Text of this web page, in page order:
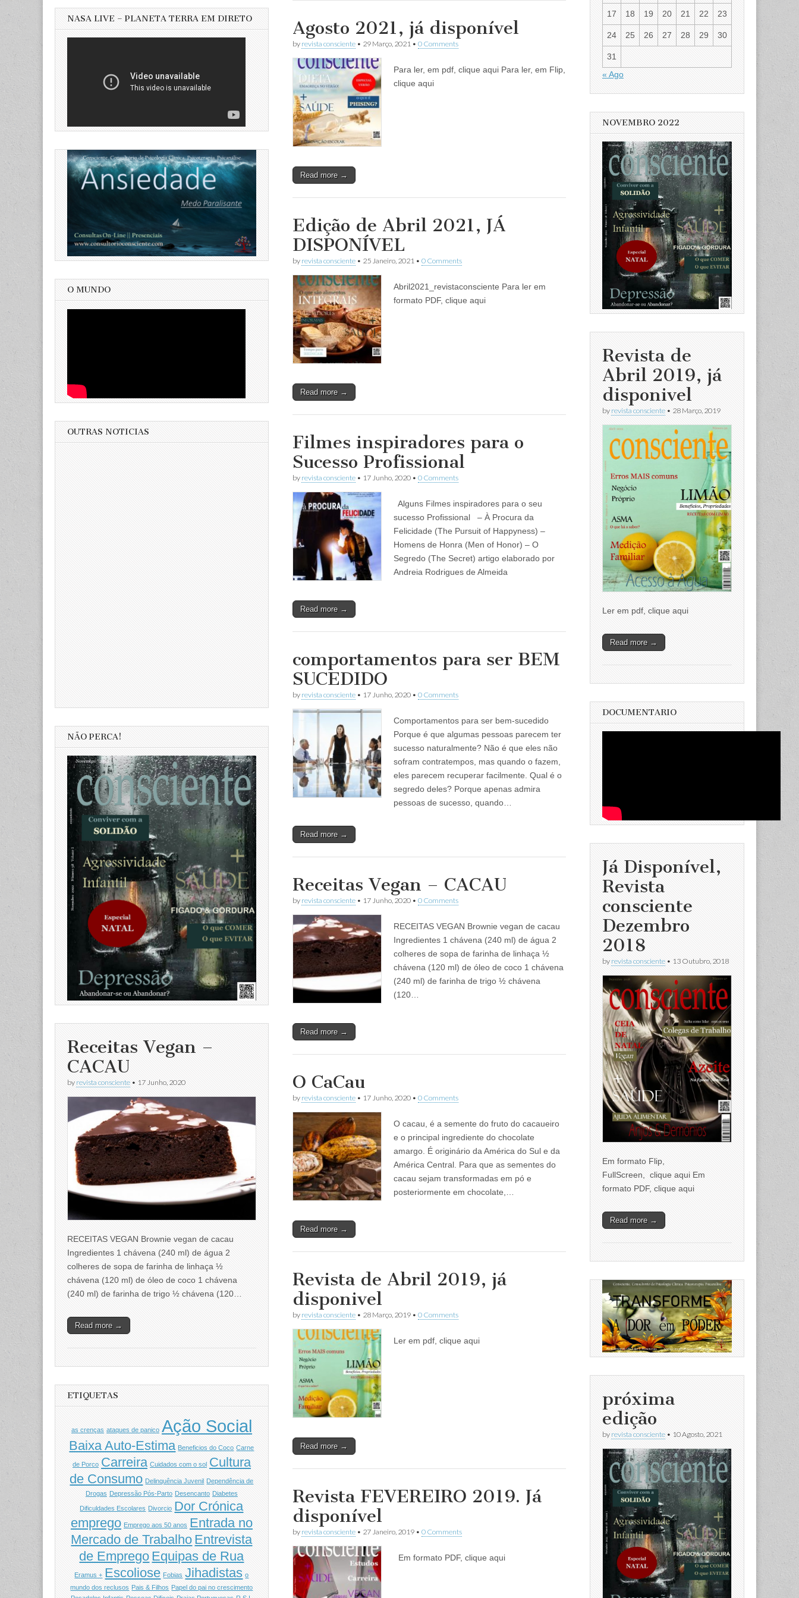
Agosto 2021, já disponível
by revista consciente• 29 Março, 2021 • 0 Comments
Para ler, em pdf, clique aqui Para ler, em Flip,
clique aqui
Read more →
Edição de Abril 2021, JÁ
DISPONÍVEL
by revista consciente• 25 Janeiro, 2021 • 0 Comments
Abril2021_revistaconsciente Para ler em
formato PDF, clique aqui
Read more →
Filmes inspiradores para o
Sucesso Profissional
by revista consciente• 17 Junho, 2020• 0 Comments
Alguns Filmes inspiradores para o seu
sucesso Profissional – À Procura da
Felicidade (The Pursuit of Happyness) –
Homens de Honra (Men of Honor) – O
Segredo (The Secret) artigo elaborado por
Andreia Rodrigues de Almeida
Read more →
comportamentos para ser BEM
SUCEDIDO
by revista consciente• 17 Junho, 2020• 0 Comments
Comportamentos para ser bem-sucedido
Porque é que algumas pessoas parecem ter
sucesso naturalmente? Não é que eles não
sofram contratempos, mas quando o fazem,
eles parecem recuperar facilmente. Qual é o
segredo deles? Porque apenas admira
pessoas de sucesso, quando…
Read more →
Receitas Vegan – CACAU
by revista consciente• 17 Junho, 2020• 0 Comments
RECEITAS VEGAN Brownie vegan de cacau
Ingredientes 1 chávena (240 ml) de água 2
colheres de sopa de farinha de linhaça ½
chávena (120 ml) de óleo de coco 1 chávena
(240 ml) de farinha de trigo ½ chávena
(120…
Read more →
O CaCau
by revista consciente• 17 Junho, 2020• 0 Comments
O cacau, é a semente do fruto do cacaueiro
e o principal ingrediente do chocolate
amargo. É originário da América do Sul e da
América Central. Para que as sementes do
cacau sejam transformadas em pó e
posteriormente em chocolate,…
Read more →
Revista de Abril 2019, já
disponivel
by revista consciente• 28 Março, 2019• 0 Comments
Ler em pdf, clique aqui
Read more →
Revista FEVEREIRO 2019. Já
disponível
by revista consciente• 27 Janeiro, 2019• 0 Comments
Em formato PDF, clique aqui
NASA LIVE – PLANETA TERRA EM DIRETO
O MUNDO
OUTRAS NOTICIAS
NÃO PERCA!
Receitas Vegan –
CACAU
by revista consciente • 17 Junho, 2020
RECEITAS VEGAN Brownie vegan de cacau
Ingredientes 1 chávena (240 ml) de água 2
colheres de sopa de farinha de linhaça ½
chávena (120 ml) de óleo de coco 1 chávena
(240 ml) de farinha de trigo ½ chávena (120…
Read more →
ETIQUETAS
as crenças ataques de panico Ação Social
Baixa Auto-Estima Beneficios do Coco Carne
de Porco Carreira Cuidados com o sol Cultura
de Consumo Delinquência Juvenil Dependência de
Drogas Depressão Pós-Parto Desencanto Diabetes
Dificuldades Escolares Divorcio Dor Crónica
emprego Emprego aos 50 anos Entrada no
Mercado de Trabalho Entrevista
de Emprego Equipas de Rua
Eramus + Escoliose Fobias Jihadistas o
mundo dos reclusos Pais & Filhos Papel do pai no crescimento
17 18 19 20 21 22 23
24 25 26 27 28 29 30
31
« Ago
NOVEMBRO 2022
Revista de
Abril 2019, já
disponivel
by revista consciente • 28 Março, 2019
Ler em pdf, clique aqui
Read more →
DOCUMENTARIO
Já Disponível,
Revista
consciente
Dezembro
2018
by revista consciente • 13 Outubro, 2018
Em formato Flip,
FullScreen, clique aqui Em
formato PDF, clique aqui
Read more →
próxima
edição
by revista consciente • 10 Agosto, 2021